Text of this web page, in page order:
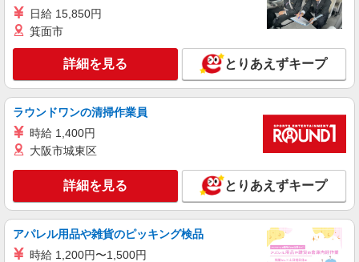
派遣社員
＜小倉南区＞小さなデイサービスSTAFF≪週3
勤務≫≪夕方退社≫
時給1450円〜2062円 ＜日払い有/週払い有/交
通費全支給(ガソリン代含む)＞
小倉南区内 車通勤OK・ガソリン代支給
キープ 詳細を見る
派遣社員
株式会社kotrio /●FK-H-2066812
北九州市小倉南区＊グループホームSTAFF＊
経験不問◎日収1.1万円も可
日給 15,850円
箕面市
詳細を見る とりあえずキープ
ラウンドワンの清掃作業員
時給 1,400円
大阪市城東区
詳細を見る とりあえずキープ
アパレル用品や雑貨のピッキング検品
時給 1,200円〜1,500円